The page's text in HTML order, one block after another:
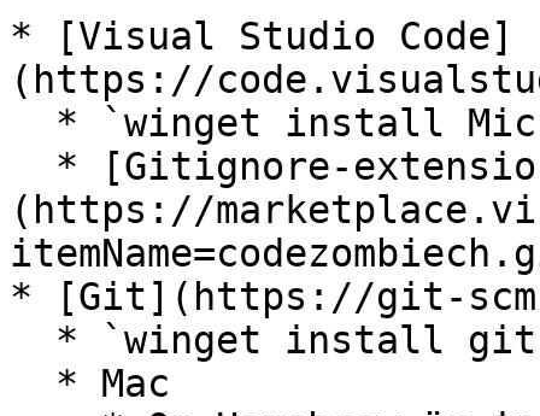
* [Visual Studio Code]
(https://
(https://
* [Git](https://git-